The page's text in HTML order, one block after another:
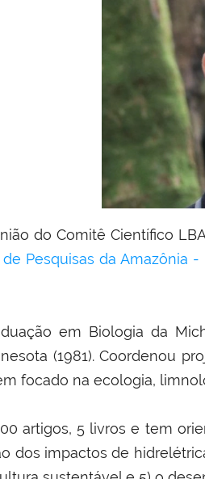
do Comitê Científico
Pesquisas da Amazônia -
em Biologia da
(1981). Coordenou
focado na ecologia,
artigos, 5 livros e tem
dos impactos de